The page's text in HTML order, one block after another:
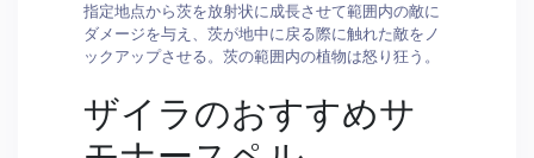
指定地点から茨を放射状に成長させて範囲内の敵に
ダメージを与え、茨が地中に戻る際に触れた敵をノ
ックアップさせる。茨の範囲内の植物は怒り狂う。
ザイラのおすすめサ